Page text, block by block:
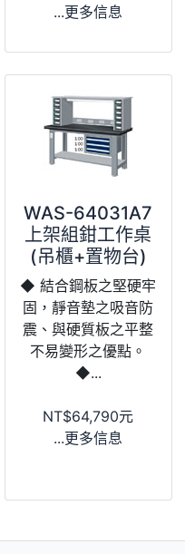
...更多信息
WAS-64031A7
上架組鉗工作桌
(吊櫃+置物台)
◆ 結合鋼板之堅硬牢
固，靜音墊之吸音防
震、與硬質板之平整
不易變形之優點。
◆...
NT$64,790元
...更多信息